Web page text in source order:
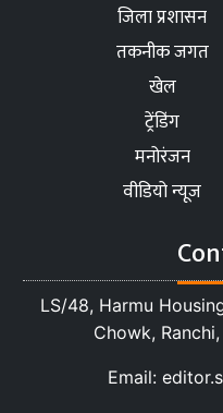
जिला प्रशासन
तकनीक जगत
खेल
ट्रेंडिंग
मनोरंजन
वीडियो न्यूज
LS/48, Harmu
Chowk,
Email: